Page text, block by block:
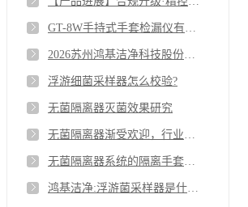
浮游细菌采样器怎么校验?
无菌隔离器灭菌效果研究